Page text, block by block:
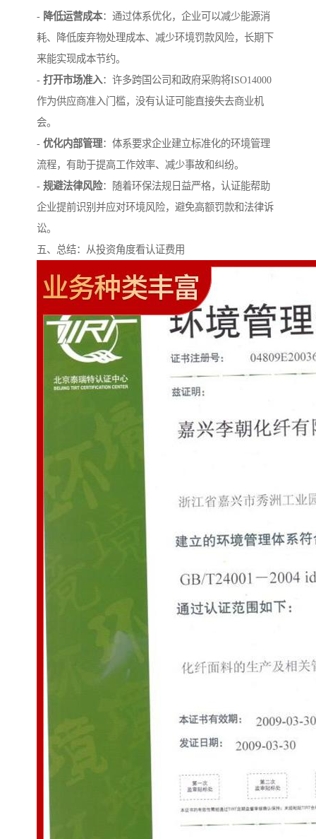
- 降低运营成本：通过体系优化，企业可以减少能源消
耗、降低废弃物处理成本、减少环境罚款风险，长期下
来能实现成本节约。
- 打开市场准入：许多跨国公司和政府采购将ISO14000
作为供应商准入门槛，没有认证可能直接失去商业机
会。
- 优化内部管理：体系要求企业建立标准化的环境管理
流程，有助于提高工作效率、减少事故和纠纷。
- 规避法律风险：随着环保法规日益严格，认证能帮助
企业提前识别并应对环境风险，避免高额罚款和法律诉
讼。
五、总结：从投资角度看认证费用